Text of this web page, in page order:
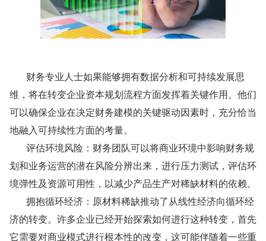
财务专业人士如果能够拥有数据分析和可持续发展思
维，将在转变企业资本规划流程方面发挥着关键作用。他们
可以确保企业在决定财务建模的关键驱动因素时，充分恰当
地融入可持续性方面的考量。
评估环境风险：财务团队可以将商业环境中影响财务规
划和业务运营的潜在风险分辨出来，进行压力测试，评估环
境弹性及资源可用性，以减少产品生产对稀缺材料的依赖。
拥抱循环经济：原材料稀缺推动了从线性经济向循环经
济的转变。许多企业已经开始探索如何进行这种转变，首先
它需要对商业模式进行根本性的改变，这可能伴随着一些重